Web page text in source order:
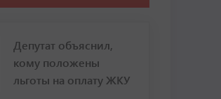
Депутат объяснил,
кому положены
льготы на оплату ЖКУ